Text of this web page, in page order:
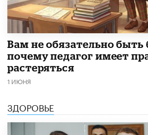
​Вам не обязательно быть
почему педагог имеет
растеряться
1 ИЮНЯ
ЗДОРОВЬЕ